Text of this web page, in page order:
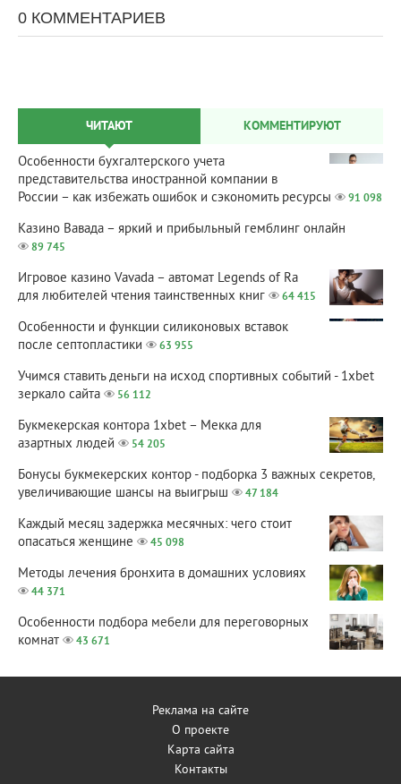
0 КОММЕНТАРИЕВ
ЧИТАЮТ КОММЕНТИРУЮТ
Особенности бухгалтерского учета
представительства иностранной компании в
России – как избежать ошибок и сэкономить ресурсы
91 098
Казино Вавада – яркий и прибыльный гемблинг онлайн
89 745
Игровое казино Vavada – автомат Legends of Ra
для любителей чтения таинственных книг
64 415
Особенности и функции силиконовых вставок
после септопластики
63 955
Учимся ставить деньги на исход спортивных событий - 1xbet
зеркало сайта
56 112
Букмекерская контора 1xbet – Мекка для
азартных людей
54 205
Бонусы букмекерских контор - подборка 3 важных секретов,
увеличивающие шансы на выигрыш
47 184
Каждый месяц задержка месячных: чего стоит
опасаться женщине
45 098
Методы лечения бронхита в домашних условиях
44 371
Особенности подбора мебели для переговорных
комнат
43 671
Реклама на сайте
О проекте
Карта сайта
Контакты